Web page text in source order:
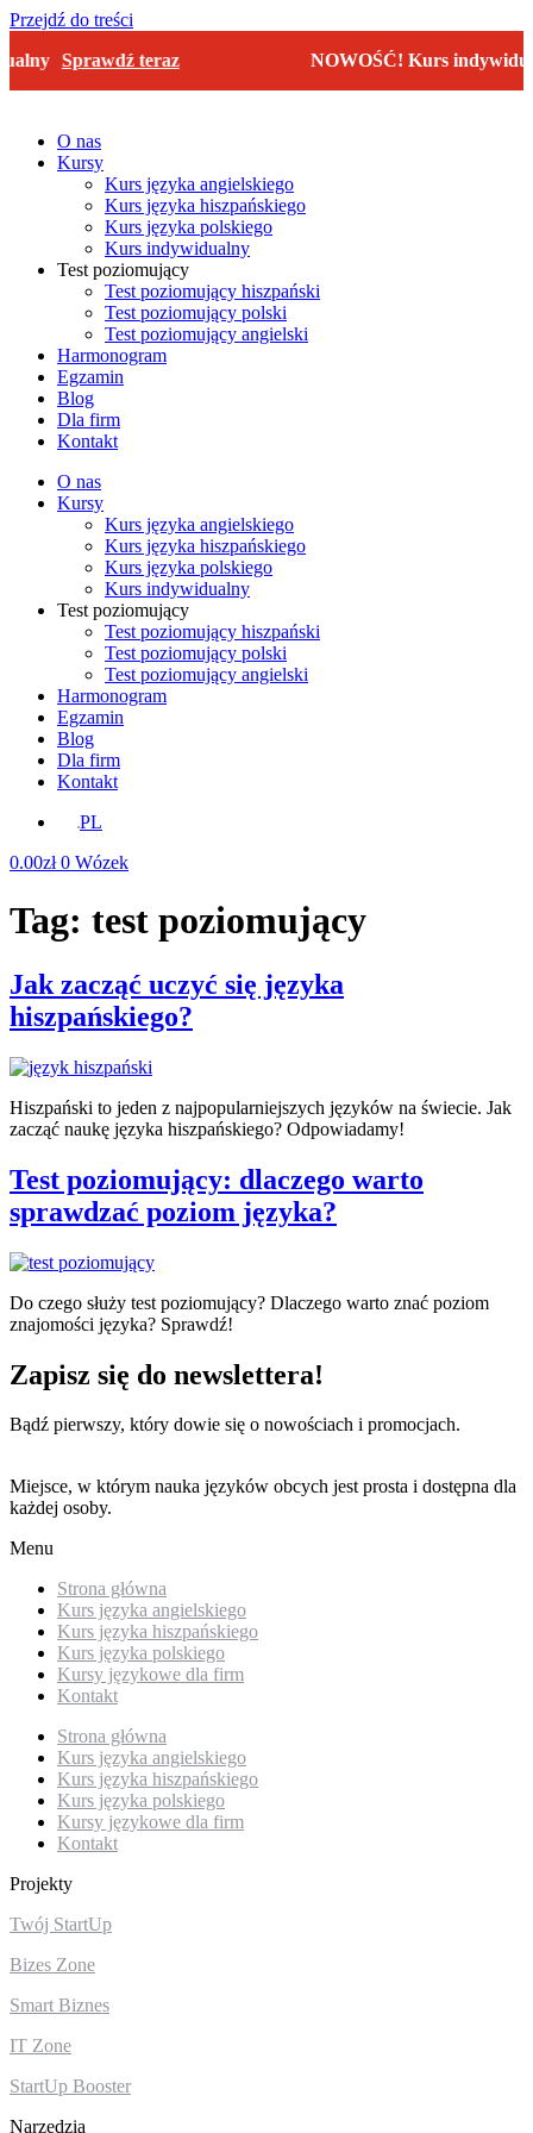
Przejdź do treści
Sprawdź teraz NOWOŚĆ! Kurs
O nas
Kursy
Kurs języka angielskiego
Kurs języka hiszpańskiego
Kurs języka polskiego
Kurs indywidualny
Test poziomujący
Test poziomujący hiszpański
Test poziomujący polski
Test poziomujący angielski
Harmonogram
Egzamin
Blog
Dla firm
Kontakt
O nas
Kursy
Kurs języka angielskiego
Kurs języka hiszpańskiego
Kurs języka polskiego
Kurs indywidualny
Test poziomujący
Test poziomujący hiszpański
Test poziomujący polski
Test poziomujący angielski
Harmonogram
Egzamin
Blog
Dla firm
Kontakt
PL
0.00zł 0 Wózek
Tag: test poziomujący
Jak zacząć uczyć się języka
hiszpańskiego?
Hiszpański to jeden z najpopularniejszych języków na świecie. Jak
zacząć naukę języka hiszpańskiego? Odpowiadamy!
Test poziomujący: dlaczego warto
sprawdzać poziom języka?
Do czego służy test poziomujący? Dlaczego warto znać poziom
znajomości języka? Sprawdź!
Zapisz się do newslettera!
Bądź pierwszy, który dowie się o nowościach i promocjach.
Miejsce, w którym nauka języków obcych jest prosta i dostępna dla
każdej osoby.
Menu
Strona główna
Kurs języka angielskiego
Kurs języka hiszpańskiego
Kurs języka polskiego
Kursy językowe dla firm
Kontakt
Strona główna
Kurs języka angielskiego
Kurs języka hiszpańskiego
Kurs języka polskiego
Kursy językowe dla firm
Kontakt
Projekty
Twój StartUp
Bizes Zone
Smart Biznes
IT Zone
StartUp Booster
Narzędzia